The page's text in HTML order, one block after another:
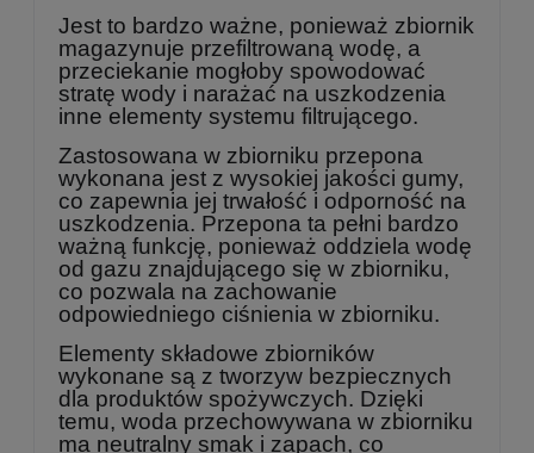
Jest to bardzo ważne, ponieważ zbiornik
magazynuje przefiltrowaną wodę, a
przeciekanie mogłoby spowodować
stratę wody i narażać na uszkodzenia
inne elementy systemu filtrującego.
Zastosowana w zbiorniku przepona
wykonana jest z wysokiej jakości gumy,
co zapewnia jej trwałość i odporność na
uszkodzenia. Przepona ta pełni bardzo
ważną funkcję, ponieważ oddziela wodę
od gazu znajdującego się w zbiorniku,
co pozwala na zachowanie
odpowiedniego ciśnienia w zbiorniku.
Elementy składowe zbiorników
wykonane są z tworzyw bezpiecznych
dla produktów spożywczych. Dzięki
temu, woda przechowywana w zbiorniku
ma neutralny smak i zapach, co